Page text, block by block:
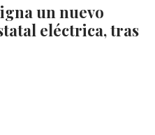
un nuevo
eléctrica, tras